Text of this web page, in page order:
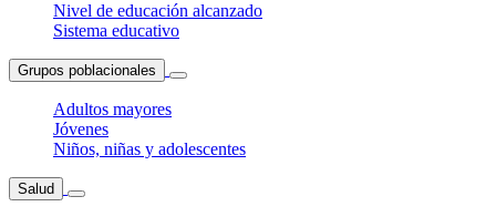
Nivel de educación alcanzado
Sistema educativo
Grupos poblacionales
Adultos mayores
Jóvenes
Niños, niñas y adolescentes
Salud